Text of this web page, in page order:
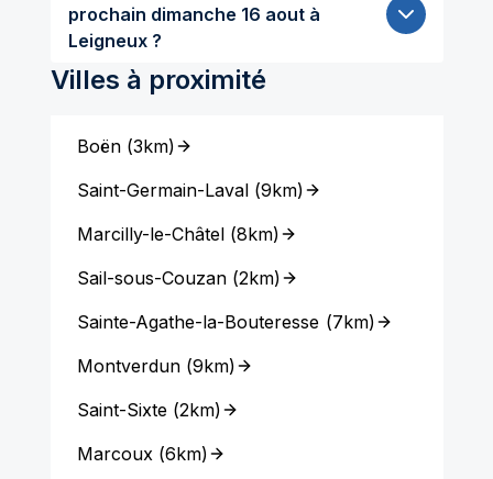
prochain dimanche 16 aout à
Leigneux ?
Villes à proximité
Boën(3km)
Saint-Germain-Laval(9km)
Marcilly-le-Châtel(8km)
Sail-sous-Couzan(2km)
Sainte-Agathe-la-Bouteresse (7km)
Montverdun(9km)
Saint-Sixte(2km)
Marcoux(6km)